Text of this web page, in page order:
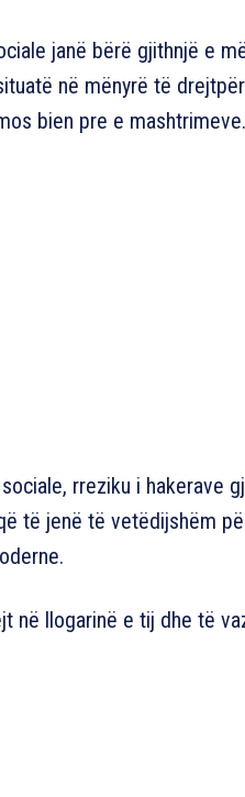
janë bërë gjithnjë e
në mënyrë të
bien pre e mashtrimeve.
rreziku i hakerave
të jenë të vetëdijshëm
në llogarinë e tij dhe të